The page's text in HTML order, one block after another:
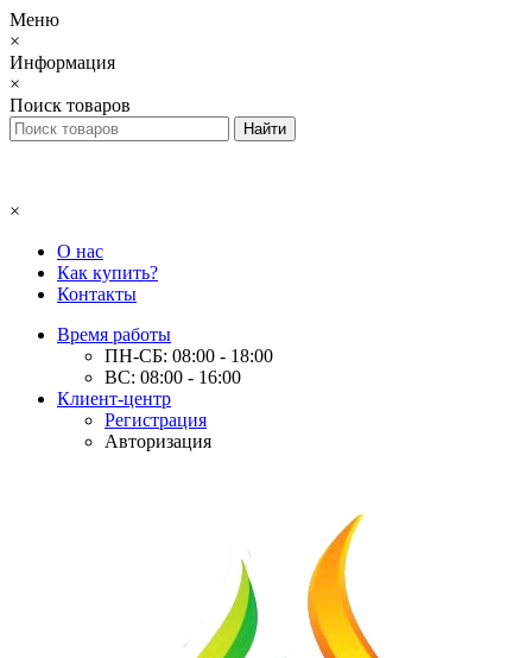
Меню
×
Информация
×
Поиск товаров
×
О нас
Как купить?
Контакты
Время работы
ПН-СБ: 08:00 - 18:00
ВС: 08:00 - 16:00
Клиент-центр
Регистрация
Авторизация